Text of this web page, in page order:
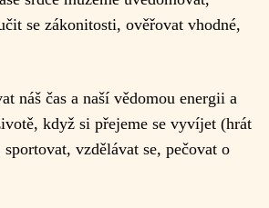
se zákonitosti, ověřovat vhodné,
náš čas a naší vědomou energii a
když si přejeme se vyvíjet (hrát
vzdělávat se, pečovat o